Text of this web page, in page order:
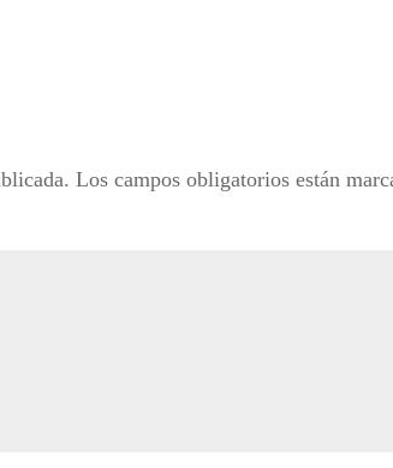
Los campos obligatorios están